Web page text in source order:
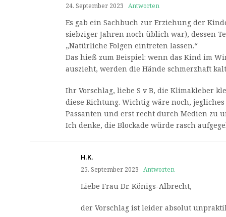
24. September 2023 Antworten
Es gab ein Sachbuch zur Erziehung der
siebziger Jahren noch üblich war), dessen
„Natürliche Folgen eintreten lassen.“
Das hieß zum Beispiel: wenn das Kind im
auszieht, werden die Hände schmerzhaft
Ihr Vorschlag, liebe S v B, die Klimakleber
diese Richtung. Wichtig wäre noch,
Passanten und erst recht durch Medien zu
Ich denke, die Blockade würde rasch
H.K.
25. September 2023 Antworten
Liebe Frau Dr. Königs-Albrecht,
der Vorschlag ist leider absolut